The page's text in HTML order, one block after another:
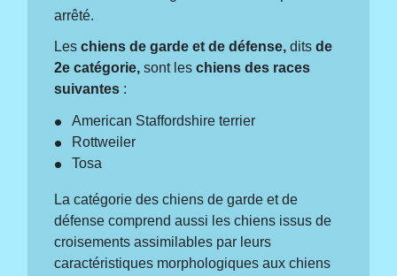
arrêté.
Leschiens de garde et de défense, ditsde
2e catégorie, sont leschiens des races
suivantes :
American Staffordshire terrier
Rottweiler
Tosa
La catégorie des chiens de garde et de
défense comprend aussi les chiens issus de
croisements assimilables par leurs
caractéristiques morphologiques aux chiens